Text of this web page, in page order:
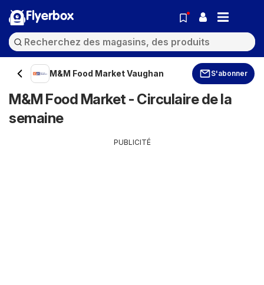
Flyerbox
M&M Food Market Vaughan S'abonner
M&M Food Market - Circulaire de la
semaine
PUBLICITÉ